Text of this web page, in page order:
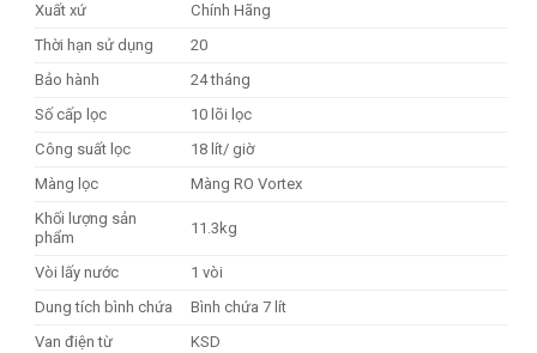
Xuất xứ
Chính Hãng
Thời hạn sử dụng
20
Bảo hành
24 tháng
Số cấp lọc
10 lõi lọc
Công suất lọc
18 lít/ giờ
Màng lọc
Màng RO Vortex
Khối lượng sản
phẩm
11.3kg
Vòi lấy nước
1 vòi
Dung tích bình chứa
Bình chứa 7 lít
Van điện từ
KSD